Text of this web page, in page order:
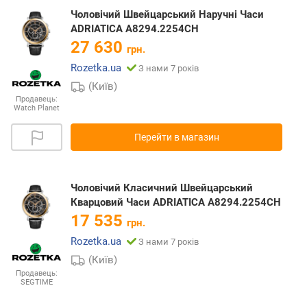
Продавець:
Watch Planet
Чоловічий Швейцарський Наручні Часи
ADRIATICA A8294.2254CH
27 630 грн.
Rozetka.ua
З нами 7 років
(Київ)
Перейти в магазин
Продавець:
SEGTIME
Чоловічий Класичний Швейцарський
Кварцовий Часи ADRIATICA A8294.2254CH
17 535 грн.
Rozetka.ua
З нами 7 років
(Київ)